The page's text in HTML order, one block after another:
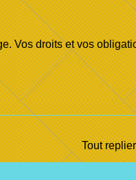
Vos droits et vos
Tout